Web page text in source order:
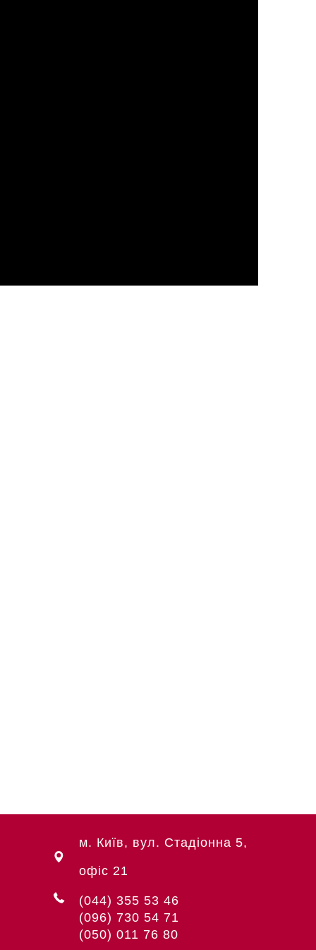
м. Київ, вул. Стадіонна 5,
офіс 21
(044) 355 53 46
(096) 730 54 71
(050) 011 76 80